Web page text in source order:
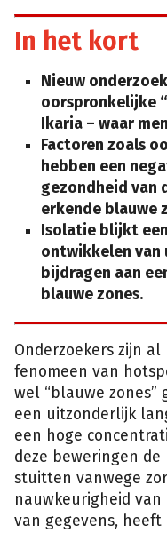
In het kort
Nieuw
oorspronkelijke
Ikaria – waar
Factoren zoals
hebben een
gezondheid van
erkende blauwe
Isolatie blijkt
ontwikkelen van
bijdragen aan
blauwe zones.
Onderzoekers zijn
fenomeen van
wel “blauwe zones”
een uitzonderlijk
een hoge
deze beweringen
stuitten vanwege
nauwkeurigheid
van gegevens,